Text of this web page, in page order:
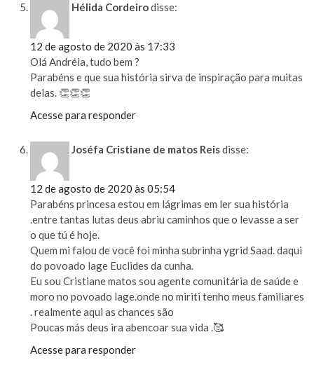
Hélida Cordeirodisse:
12 de agosto de 2020 às 17:33
Olá Andréia, tudo bem ?
Parabéns e que sua história sirva de inspiração para muitas
delas. 👏👏👏
Acesse para responder
Joséfa Cristiane de matos Reisdisse:
12 de agosto de 2020 às 05:54
Parabéns princesa estou em lágrimas em ler sua história
.entre tantas lutas deus abriu caminhos que o levasse a ser
o que tú é hoje.
Quem mi falou de você foi minha subrinha ygrid Saad. daqui
do povoado lage Euclides da cunha.
Eu sou Cristiane matos sou agente comunitária de saúde e
moro no povoado lage.onde no miriti tenho meus familiares
. realmente aqui as chances são
Poucas más deus ira abencoar sua vida .🥰
Acesse para responder